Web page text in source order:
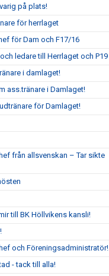
på plats!
för herrlaget
för Dam och F17/16
ledare till Herrlaget och P19
i damlaget!
ass.tränare i Damlaget!
för Damlaget!
från allsvenskan – Tar sikte
till BK Höllvikens kansli!
och Föreningsadministratör!
- tack till alla!